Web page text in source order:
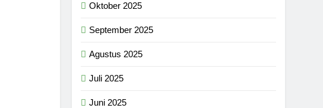
Oktober 2025
September 2025
Agustus 2025
Juli 2025
Juni 2025